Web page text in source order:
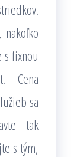
s fixnou
Cena
sa
tak
s tým,